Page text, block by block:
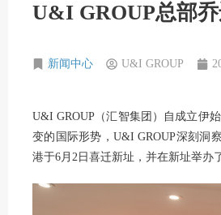
U&I GROUP总部
新闻中心 U&I GROUP
U&I GROUP（汇智集团）自成立伊
变的国际形势，U&I GROUP深刻洞
港于6月2日喜迁新址，并在新址举办